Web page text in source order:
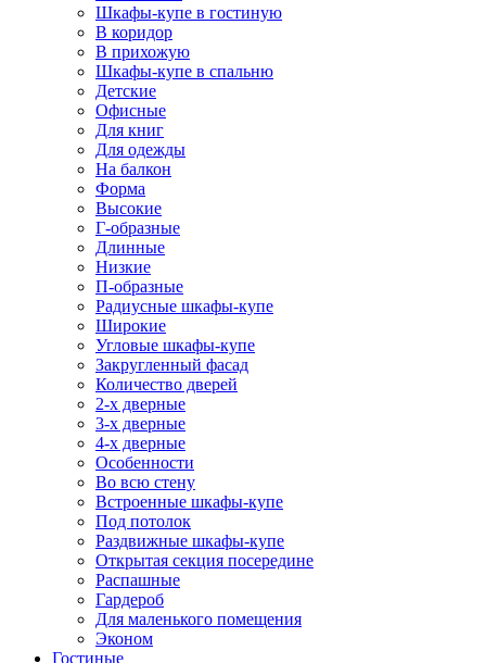
Шкафы-купе в гостиную
В коридор
В прихожую
Шкафы-купе в спальню
Детские
Офисные
Для книг
Для одежды
На балкон
Форма
Высокие
Г-образные
Длинные
Низкие
П-образные
Радиусные шкафы-купе
Широкие
Угловые шкафы-купе
Закругленный фасад
Количество дверей
2-х дверные
3-х дверные
4-х дверные
Особенности
Во всю стену
Встроенные шкафы-купе
Под потолок
Раздвижные шкафы-купе
Открытая секция посередине
Распашные
Гардероб
Для маленького помещения
Эконом
Гостиные